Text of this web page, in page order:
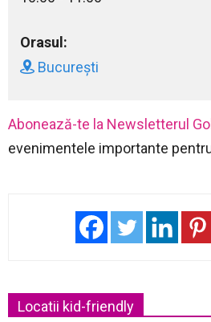
Orasul:
București
Abonează-te la Newsletterul
evenimentele importante
Locatii kid-friendly